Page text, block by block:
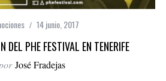
14 junio, 2017
DEL PHE FESTIVAL EN TENERIFE
José Fradejas